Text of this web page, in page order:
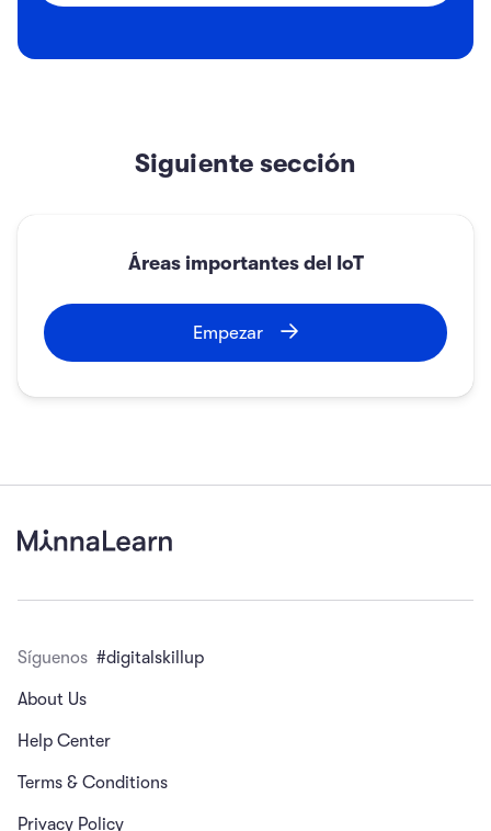
d) Cámaras de vídeo y cámaras conectadas
Siguiente sección
Áreas importantes del IoT
Empezar
Síguenos #digitalskillup
About Us
Help Center
Terms & Conditions
Privacy Policy